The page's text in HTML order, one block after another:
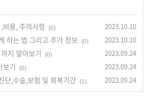
비용, 주의사항 (0) 2023.10.10
하는 법 그리고 추가 정보 (0) 2023.10.10
지 알아보기 (0) 2023.09.24
보기 (0) 2023.09.24
단,수술,보험 및 회복기간 (1) 2023.09.24